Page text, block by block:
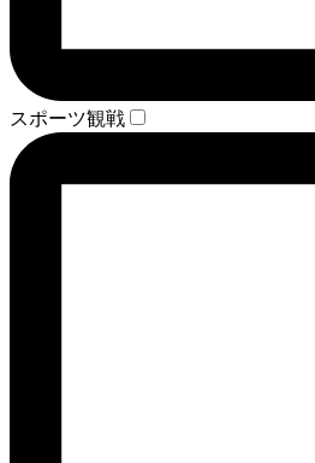
スポーツ観戦